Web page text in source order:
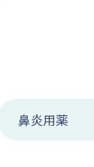
鼻炎用薬